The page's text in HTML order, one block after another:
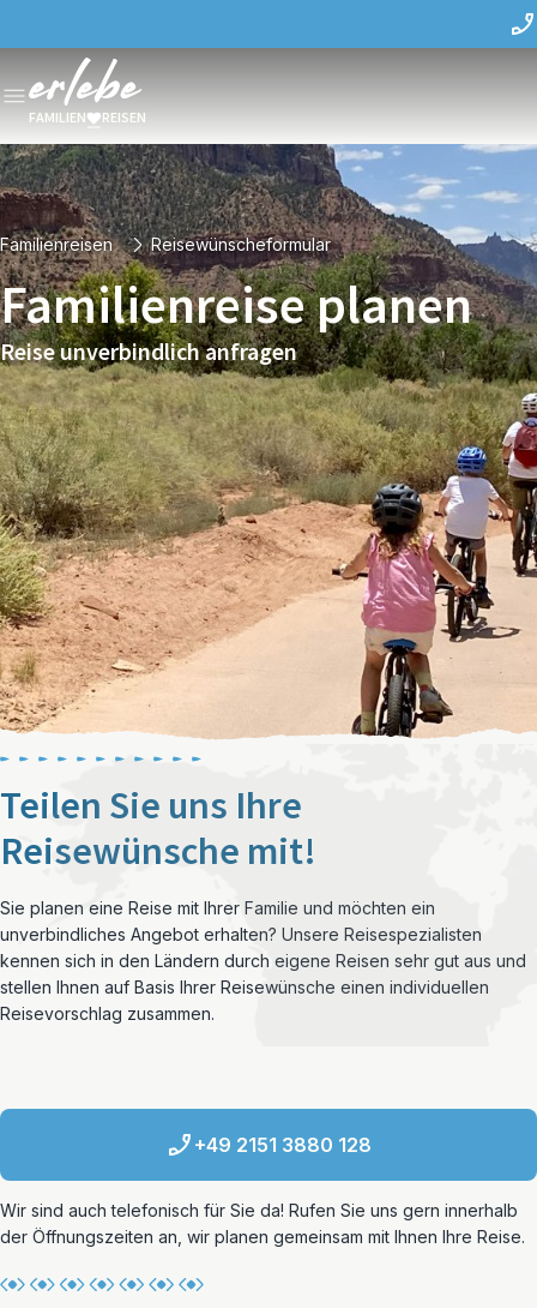
FAMILIEN REISEN
Familienreisen Reisewünscheformular
Familienreise planen
Reise unverbindlich anfragen
Teilen Sie uns Ihre
Reisewünsche mit!
Sie planen eine Reise mit Ihrer Familie und möchten ein
unverbindliches Angebot erhalten? Unsere Reisespezialisten
kennen sich in den Ländern durch eigene Reisen sehr gut aus und
stellen Ihnen auf Basis Ihrer Reisewünsche einen individuellen
Reisevorschlag zusammen.
+49 2151 3880 128
Wir sind auch telefonisch für Sie da! Rufen Sie uns gern innerhalb
der Öffnungszeiten an, wir planen gemeinsam mit Ihnen Ihre Reise.